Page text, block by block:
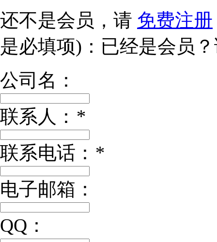
还不是会员，请 免费注册
是必填项)：已经是会员
公司名：
联系人： *
联系电话： *
电子邮箱：
QQ：